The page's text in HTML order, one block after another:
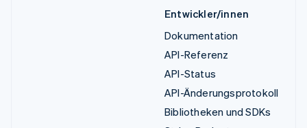
Entwickler/innen
Dokumentation
API-Referenz
API-Status
API-Änderungsprotokoll
Bibliotheken und SDKs